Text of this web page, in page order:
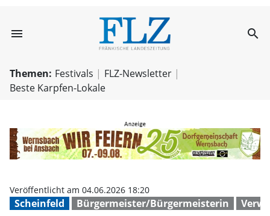
menu Bürgermeistersearch
Themen: Festivals
FLZ-Newsletter
Beste Karpfen-Lokale
Scheinfeld Bürgermeister/Bürgermeisterin
Veröffentlicht am 04.06.2026 18:20